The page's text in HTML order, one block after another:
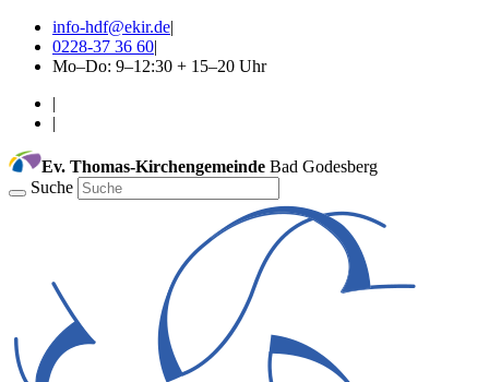
info-hdf@ekir.de|
0228-37 36 60|
Mo–Do: 9–12:30 + 15–20 Uhr
|
|
Ev. Thomas-Kirchengemeinde Bad Godesberg
Suche